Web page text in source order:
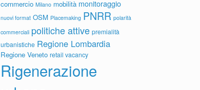
commercio Milano mobilità monitoraggio
nuovi format OSM Placemaking PNRR polarità
commerciali politiche attive premialità
urbanistiche Regione Lombardia
Regione Veneto retail vacancy
Rigenerazione